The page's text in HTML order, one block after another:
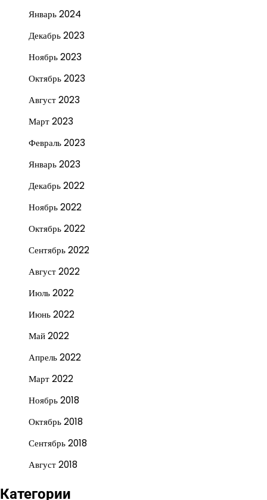
Январь 2024
Декабрь 2023
Ноябрь 2023
Октябрь 2023
Август 2023
Март 2023
Февраль 2023
Январь 2023
Декабрь 2022
Ноябрь 2022
Октябрь 2022
Сентябрь 2022
Август 2022
Июль 2022
Июнь 2022
Май 2022
Апрель 2022
Март 2022
Ноябрь 2018
Октябрь 2018
Сентябрь 2018
Август 2018
Категории